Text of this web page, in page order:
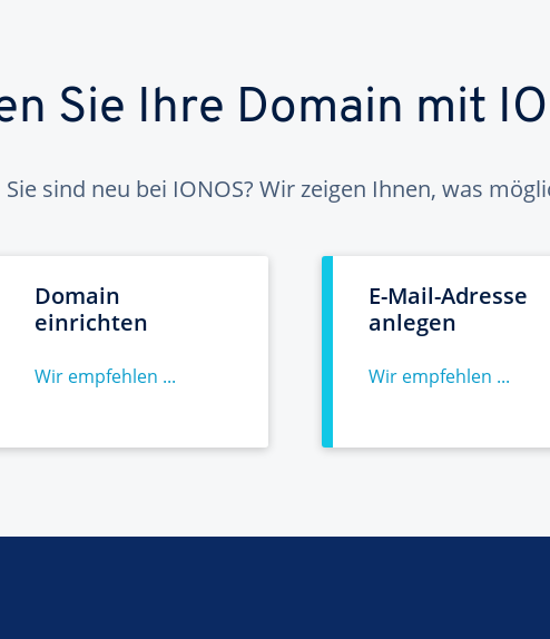
Sie Ihre Domain mit
Sie sind neu bei IONOS? Wir zeigen Ihnen, was
Domain
einrichten
Wir empfehlen ...
E-Mail-Adresse
anlegen
Wir empfehlen ...